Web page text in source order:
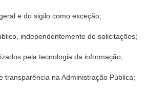
e do sigilo como exceção;
independentemente de solicitações;
pela tecnologia da informação;
transparência na Administração Pública;